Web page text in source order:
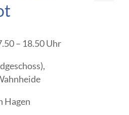
– 18.50 Uhr
Hagen